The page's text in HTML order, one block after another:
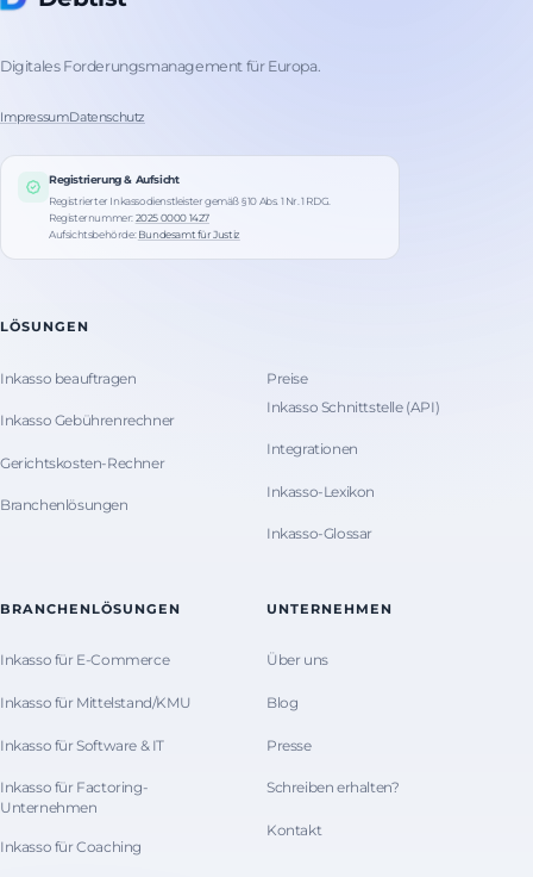
Digitales Forderungsmanagement für Europa.
ImpressumDatenschutz
Registrierung & Aufsicht
Registrierter Inkassodienstleister gemäß § 10 Abs. 1 Nr. 1 RDG.
Registernummer:2025 0000 1427
Aufsichtsbehörde:Bundesamt für Justiz
LÖSUNGEN
Inkasso beauftragen
Inkasso Gebührenrechner
Gerichtskosten-Rechner
Branchenlösungen
Preise
Inkasso Schnittstelle (API)
Integrationen
Inkasso-Lexikon
Inkasso-Glossar
BRANCHENLÖSUNGEN
Inkasso für E-Commerce
Inkasso für Mittelstand/KMU
Inkasso für Software & IT
Inkasso für Factoring-
Unternehmen
Inkasso für Coaching
UNTERNEHMEN
Über uns
Blog
Presse
Schreiben erhalten?
Kontakt